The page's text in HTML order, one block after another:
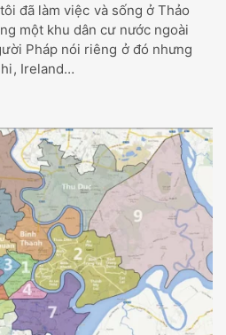
đã làm việc và sống ở Thảo
một khu dân cư nước ngoài
Pháp nói riêng ở đó nhưng
Ireland…